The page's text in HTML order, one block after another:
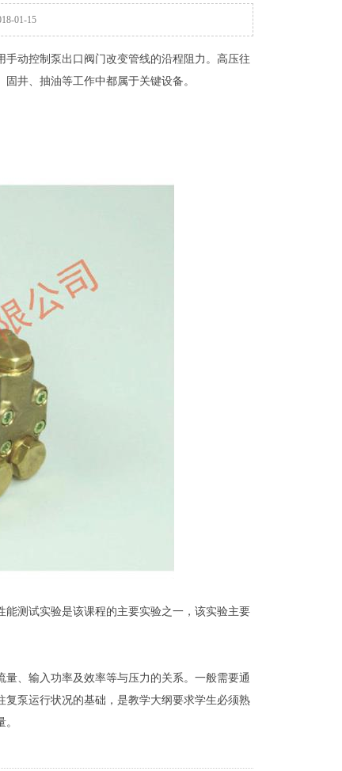
01-15
动控制泵出口阀门改变管线的沿程阻力。高压往
井、抽油等工作中都属于关键设备。
测试实验是该课程的主要实验之一，该实验主要
、输入功率及效率等与压力的关系。一般需要通
泵运行状况的基础，是教学大纲要求学生必须熟